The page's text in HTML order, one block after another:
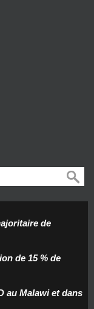
de
de 15 % de
au Malawi et dans